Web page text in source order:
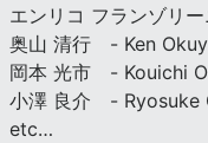
エンリコ フランゾリ
奥山 清行 - Ken
岡本 光市 - Kouichi
小澤 良介 - Ryosuke
etc…